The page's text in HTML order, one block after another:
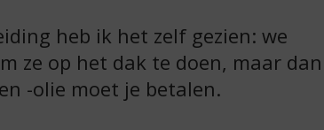
heb ik het zelf gezien: we
ze op het dak te doen, maar dan
-olie moet je betalen.